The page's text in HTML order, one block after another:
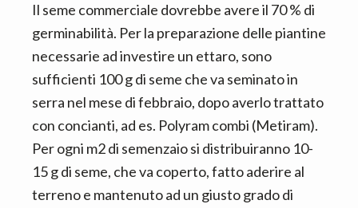
Il seme commerciale dovrebbe avere il 70 % di
germinabilità. Per la preparazione delle piantine
necessarie ad investire un ettaro, sono
sufficienti 100 g di seme che va seminato in
serra nel mese di febbraio, dopo averlo trattato
con concianti, ad es. Polyram combi (Metiram).
Per ogni m2 di semenzaio si distribuiranno 10-
15 g di seme, che va coperto, fatto aderire al
terreno e mantenuto ad un giusto grado di